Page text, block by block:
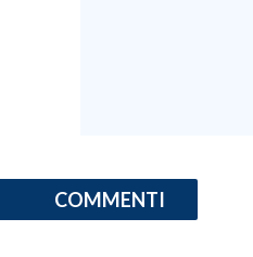
COMMENTI